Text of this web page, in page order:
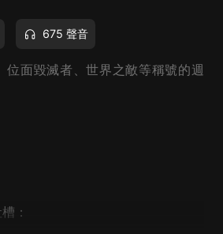
675 聲音
位面毀滅者、世界之敵等稱號的週
：